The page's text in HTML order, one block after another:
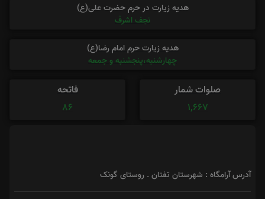
هدیه زیارت در حرم حضرت علی(ع)
نجف اشرف
هدیه زیارت حرم امام رضا(ع)
چهارشنبه،پنجشنبه و جمعه
صلوات شمار
1,667
فاتحه
86
آدرس آرامگاه : شهرستان تفتان . روستای گونک